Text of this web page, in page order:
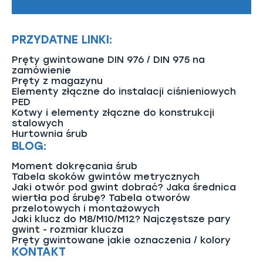
Zastosowanie konstrukcyjne: Węzły
zakładkowe i doczołowe w konstrukcjach
stalowych, nienarażone na znaczne drgania
czy silne obciążenia zmęczeniowe.
Klasy twardości: Najpopularniejsze to 8.8
oraz 10.9, spełniające wysokie kryteria
dla nośności statycznej.
Powłoki chroniące: Asortyment dostępny jest
w wersji bez powłoki (czarnej), w ocynku
galwanicznym, a także – najczęściej
wybieranej na place budowy – w odpornym
na warunki atmosferyczne ocynku ogniowym.
Certyfikacja i zgodność: StandardEN 15048-1
kompletacja poddawana badaniom
na zgodność partii. Wyroby obligatoryjnie
oznakowane certyfikatem CE oraz Deklaracją
PRZYDATNE LINKI:
Pręty gwintowane DIN 976 / DIN 975 na
zamówienie
Pręty z magazynu
Elementy złączne do instalacji ciśnieniowych
PED
Kotwy i elementy złączne do konstrukcji
stalowych
Hurtownia śrub
BLOG:
Moment dokręcania śrub
Tabela skoków gwintów metrycznych
Jaki otwór pod gwint dobrać? Jaka średnica
wiertła pod śrubę? Tabela otworów
przelotowych i montażowych
Jaki klucz do M8/M10/M12? Najczęstsze pary
gwint - rozmiar klucza
Pręty gwintowane jakie oznaczenia / kolory
KONTAKT